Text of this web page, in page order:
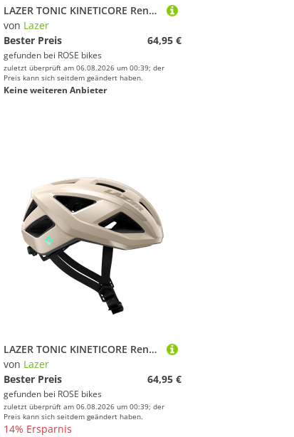
LAZER TONIC KINETICORE Rennradhelm
von Lazer
Bester Preis
64,95 €
gefunden bei ROSE bikes
zuletzt überprüft am 06.08.2026 um 00:39; der
Preis kann sich seitdem geändert haben.
Keine weiteren Anbieter
LAZER TONIC KINETICORE Rennradhelm
von Lazer
Bester Preis
64,95 €
gefunden bei ROSE bikes
zuletzt überprüft am 06.08.2026 um 00:39; der
Preis kann sich seitdem geändert haben.
14% Ersparnis